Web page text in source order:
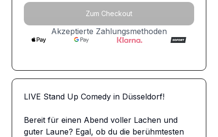
Zum Checkout
Akzeptierte Zahlungsmethoden
LIVE Stand Up Comedy in Düsseldorf!
Bereit für einen Abend voller Lachen und
guter Laune? Egal, ob du die berühmtesten